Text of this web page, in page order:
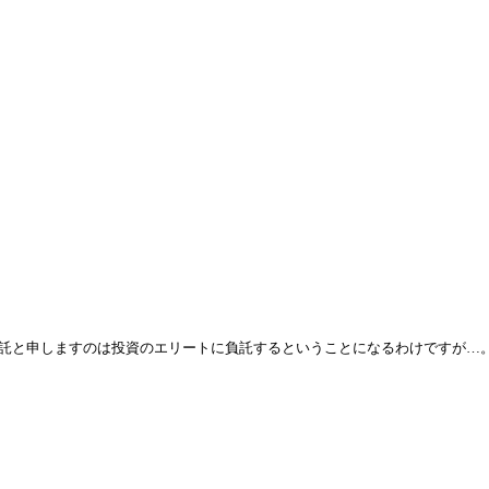
と申しますのは投資のエリートに負託するということになるわけですが…